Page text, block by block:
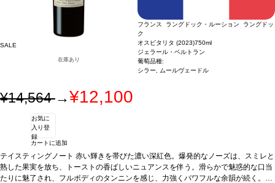
SALE
在庫あり
フランス ラングドック・ルーション ラングドッ
ク
オスピタリタ (2023)750ml
ジェラール・ベルトラン
葡萄品種:
シラー, ムールヴェードル
¥14,564→¥12,100
お気に
入り登
録
カートに追加
テイスティングノート 赤い輝きを帯びた濃い深紅色。爆発的なノーズは、スミレと
熟した果実を放ち、トーストの香ばしいニュアンスを伴う。滑らかで魅惑的な口当
たりに魅了され、フルボディのタンニンを感じ、力強くパワフルな余韻が続く。甘